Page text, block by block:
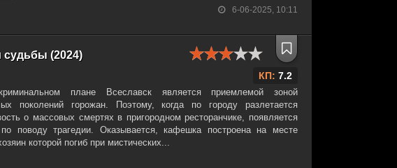
6-06-2025, 10:11
судьбы (2024)
КП: 7.2
плане Всеславск является приемлемой зоной
поколений горожан. Поэтому, когда по городу разлетается
о массовых смертях в пригородном ресторанчике, появляется
поводу трагедии. Оказывается, кафешка построена на месте
которой погиб при мистических...